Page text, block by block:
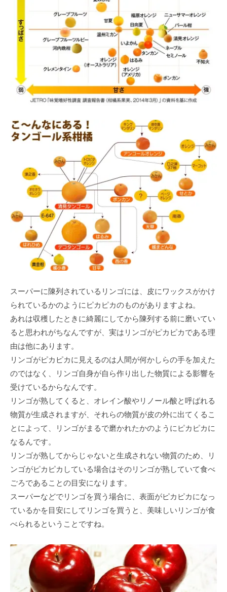
スーパーに陳列されているリンゴには、皮にワックスがかけ
られているかのようにピカピカのものがありますよね。
あれは収穫したときに綺麗にしてから陳列する前に磨いてい
ると思われがちなんですが、実はリンゴがピカピカである理
由は他にあります。
リンゴがピカピカに見えるのは人間が何かしらの手を加えた
のではなく、リンゴ自身が自ら作り出した物質による影響を
受けているからなんです。
リンゴが熟してくると、オレイン酸やリノール酸と呼ばれる
物質が生成されますが、それらの物質が皮の外に出てくるこ
とによって、リンゴがまるで磨かれたかのようにピカピカに
なるんです。
リンゴが熟してからじゃないと生成されない物質のため、リ
ンゴがピカピカしている場合はそのリンゴが熟していて食べ
ごろであることの目安になります。
スーパーなどでリンゴを買う場合に、表面がピカピカになっ
ているかを目安にしてリンゴを買うと、美味しいリンゴが食
べられるということですね。